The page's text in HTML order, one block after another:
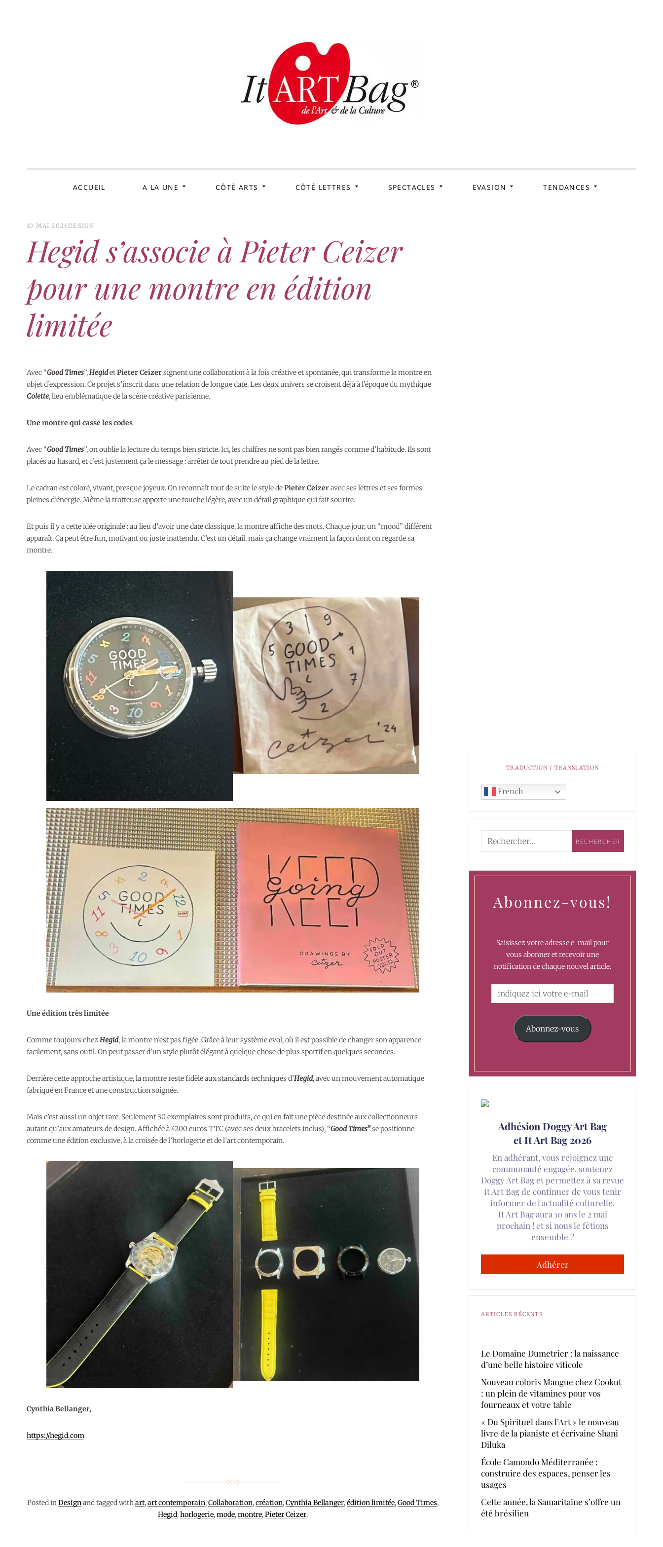
ItArtBag
ACCUEIL A LA UNE CÔTÉ ARTS CÔTÉ LETTRES SPECTACLES EVASION TENDANCES
10 MAI 2026DESIGN
Hegid s’associe à Pieter Ceizer
pour une montre en édition
limitée
Avec “Good Times”,HegidetPieter Ceizersignent une collaboration à la fois créative et spontanée, qui transforme la montre en
objet d’expression. Ce projet s’inscrit dans une relation de longue date. Les deux univers se croisent déjà à l’époque du mythique
Colette, lieu emblématique de la scène créative parisienne.
Une montre qui casse les codes
Avec “Good Times”, on oublie la lecture du temps bien stricte. Ici, les chiffres ne sont pas bien rangés comme d’habitude. Ils sont
placés au hasard, et c’est justement ça le message : arrêter de tout prendre au pied de la lettre.
Le cadran est coloré, vivant, presque joyeux. On reconnaît tout de suite le style dePieter Ceizeravec ses lettres et ses formes
pleines d’énergie. Même la trotteuse apporte une touche légère, avec un détail graphique qui fait sourire.
Et puis il y a cette idée originale : au lieu d’avoir une date classique, la montre affiche des mots. Chaque jour, un “mood” différent
apparaît. Ça peut être fun, motivant ou juste inattendu. C’est un détail, mais ça change vraiment la façon dont on regarde sa
montre.
Une édition très limitée
Comme toujours chez Hegid, la montre n’est pas figée. Grâce à leur système evol, où il est possible de changer son apparence
facilement, sans outil. On peut passer d’un style plutôt élégant à quelque chose de plus sportif en quelques secondes.
Derrière cette approche artistique, la montre reste fidèle aux standards techniques d’Hegid, avec un mouvement automatique
fabriqué en France et une construction soignée.
Mais c’est aussi un objet rare. Seulement 30 exemplaires sont produits, ce qui en fait une pièce destinée aux collectionneurs
autant qu’aux amateurs de design. Affichée à 4200 euros TTC (avec ses deux bracelets inclus), “Good Times”se positionne
comme une édition exclusive, à la croisée de l’horlogerie et de l’art contemporain.
Cynthia Bellanger,
https://hegid.com
Posted inDesignand tagged withart,art contemporain,Collaboration,création,Cynthia Bellanger,édition limitée,Good Times,
Hegid,horlogerie,mode,montre,Pieter Ceizer.
TRADUCTION / TRANSLATION
French
Abonnez-vous!
Saisissez votre adresse e-mail pour
vous abonner et recevoir une
notification de chaque nouvel article.
Abonnez-vous
Adhésion Doggy Art Bag
et It Art Bag 2026
En adhérant, vous rejoignez une
communauté engagée, soutenez
Doggy Art Bag et permettez à sa revue
It Art Bag de continuer de vous tenir
informer de l'actualité culturelle.
It Art Bag aura 10 ans le 2 mai
prochain ! et si nous le fêtions
ensemble ?
Adhérer
ARTICLES RÉCENTS
Le Domaine Dumetrier : la naissance
d’une belle histoire viticole
Nouveau coloris Mangue chez Cookut
: un plein de vitamines pour vos
fourneaux et votre table
« Du Spirituel dans l’Art » le nouveau
livre de la pianiste et écrivaine Shani
Diluka
École Camondo Méditerranée :
construire des espaces, penser les
usages
Cette année, la Samaritaine s’offre un
été brésilien